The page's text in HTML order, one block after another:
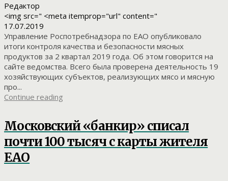
Редактор
<img src=" <meta itemprop="url" content="
17.07.2019
Управление Роспотребнадзора по ЕАО опубликовало
итоги контроля качества и безопасности мясных
продуктов за 2 квартал 2019 года. Об этом говорится на
сайте ведомства. Всего была проверена деятельность 19
хозяйствующих субъектов, реализующих мясо и мясную
про...
Continue reading
Московский «банкир» списал
почти 100 тысяч с карты жителя
ЕАО